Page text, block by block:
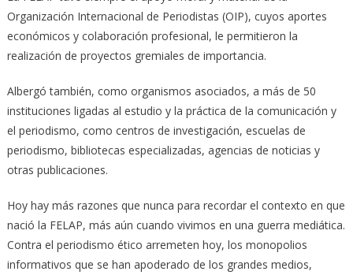
Organización Internacional de Periodistas (OIP), cuyos aportes
económicos y colaboración profesional, le permitieron la
realización de proyectos gremiales de importancia.
Albergó también, como organismos asociados, a más de 50
instituciones ligadas al estudio y la práctica de la comunicación y
el periodismo, como centros de investigación, escuelas de
periodismo, bibliotecas especializadas, agencias de noticias y
otras publicaciones.
Hoy hay más razones que nunca para recordar el contexto en que
nació la FELAP, más aún cuando vivimos en una guerra mediática.
Contra el periodismo ético arremeten hoy, los monopolios
informativos que se han apoderado de los grandes medios,